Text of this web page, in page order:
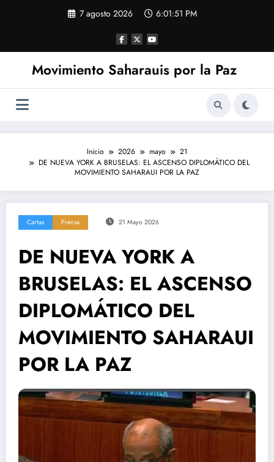
7 agosto 2026 6:01:52 PM
Movimiento Saharauis por la Paz
Inicio 2026 mayo
21
DE NUEVA YORK A BRUSELAS: EL ASCENSO DIPLOMÁTICO DEL
MOVIMIENTO SAHARAUI POR LA PAZ
Cartas Prensa 21 Mayo 2026
DE NUEVA YORK A
BRUSELAS: EL ASCENSO
DIPLOMÁTICO DEL
MOVIMIENTO SAHARAUI
POR LA PAZ